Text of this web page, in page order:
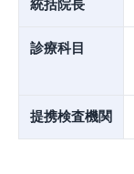
統括院長
診療科目
提携検査機関